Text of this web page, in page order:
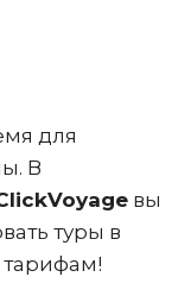
для
В
вы
туры в